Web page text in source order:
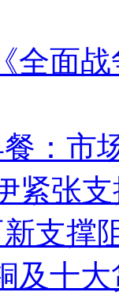
全面
：市
紧张
支撑
及十